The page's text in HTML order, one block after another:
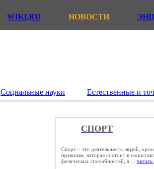
WIKI.RU НОВОСТИ
Социальные науки Естественные и
СПОРТ
Спорт – это деятельность людей,
правилам, которая состоит в
физических способностей, а ... читать